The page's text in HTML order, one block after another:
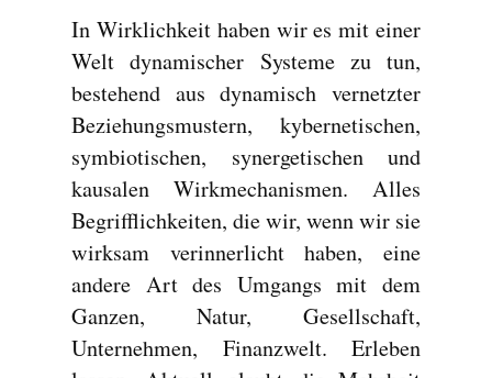
In Wirklichkeit haben wir es mit einer
Welt dynamischer Systeme zu tun,
bestehend aus dynamisch vernetzter
Beziehungsmustern, kybernetischen,
symbiotischen, synergetischen und
kausalen Wirkmechanismen. Alles
Begrifflichkeiten, die wir, wenn wir sie
wirksam verinnerlicht haben, eine
andere Art des Umgangs mit dem
Ganzen, Natur, Gesellschaft,
Unternehmen, Finanzwelt. Erleben